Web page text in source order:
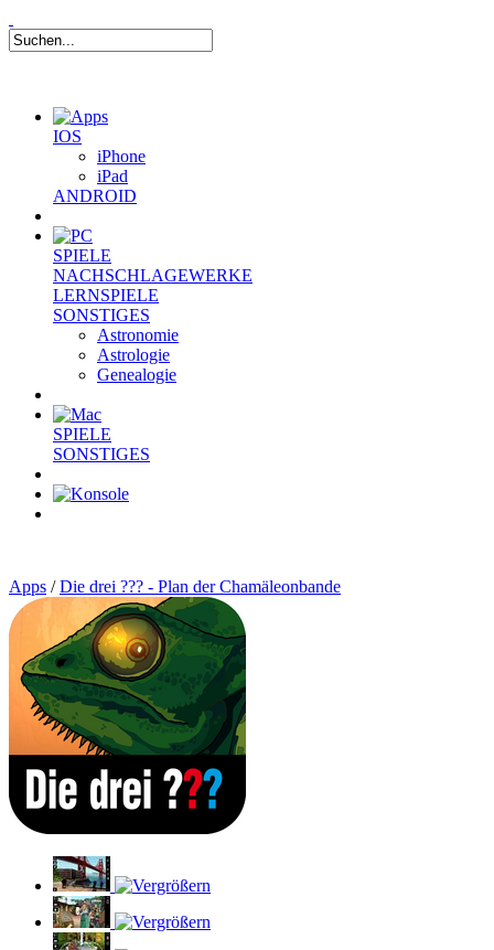
IOS
iPhone
iPad
ANDROID
SPIELE
NACHSCHLAGEWERKE
LERNSPIELE
SONSTIGES
Astronomie
Astrologie
Genealogie
SPIELE
SONSTIGES
Apps /Die drei ??? - Plan der Chamäleonbande